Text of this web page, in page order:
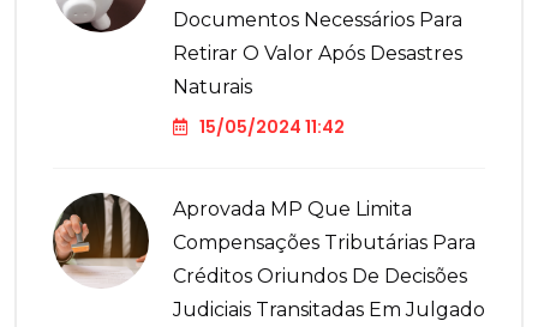
Documentos Necessários Para
Retirar O Valor Após Desastres
Naturais
15/05/2024 11:42
Aprovada MP Que Limita
Compensações Tributárias Para
Créditos Oriundos De Decisões
Judiciais Transitadas Em Julgado